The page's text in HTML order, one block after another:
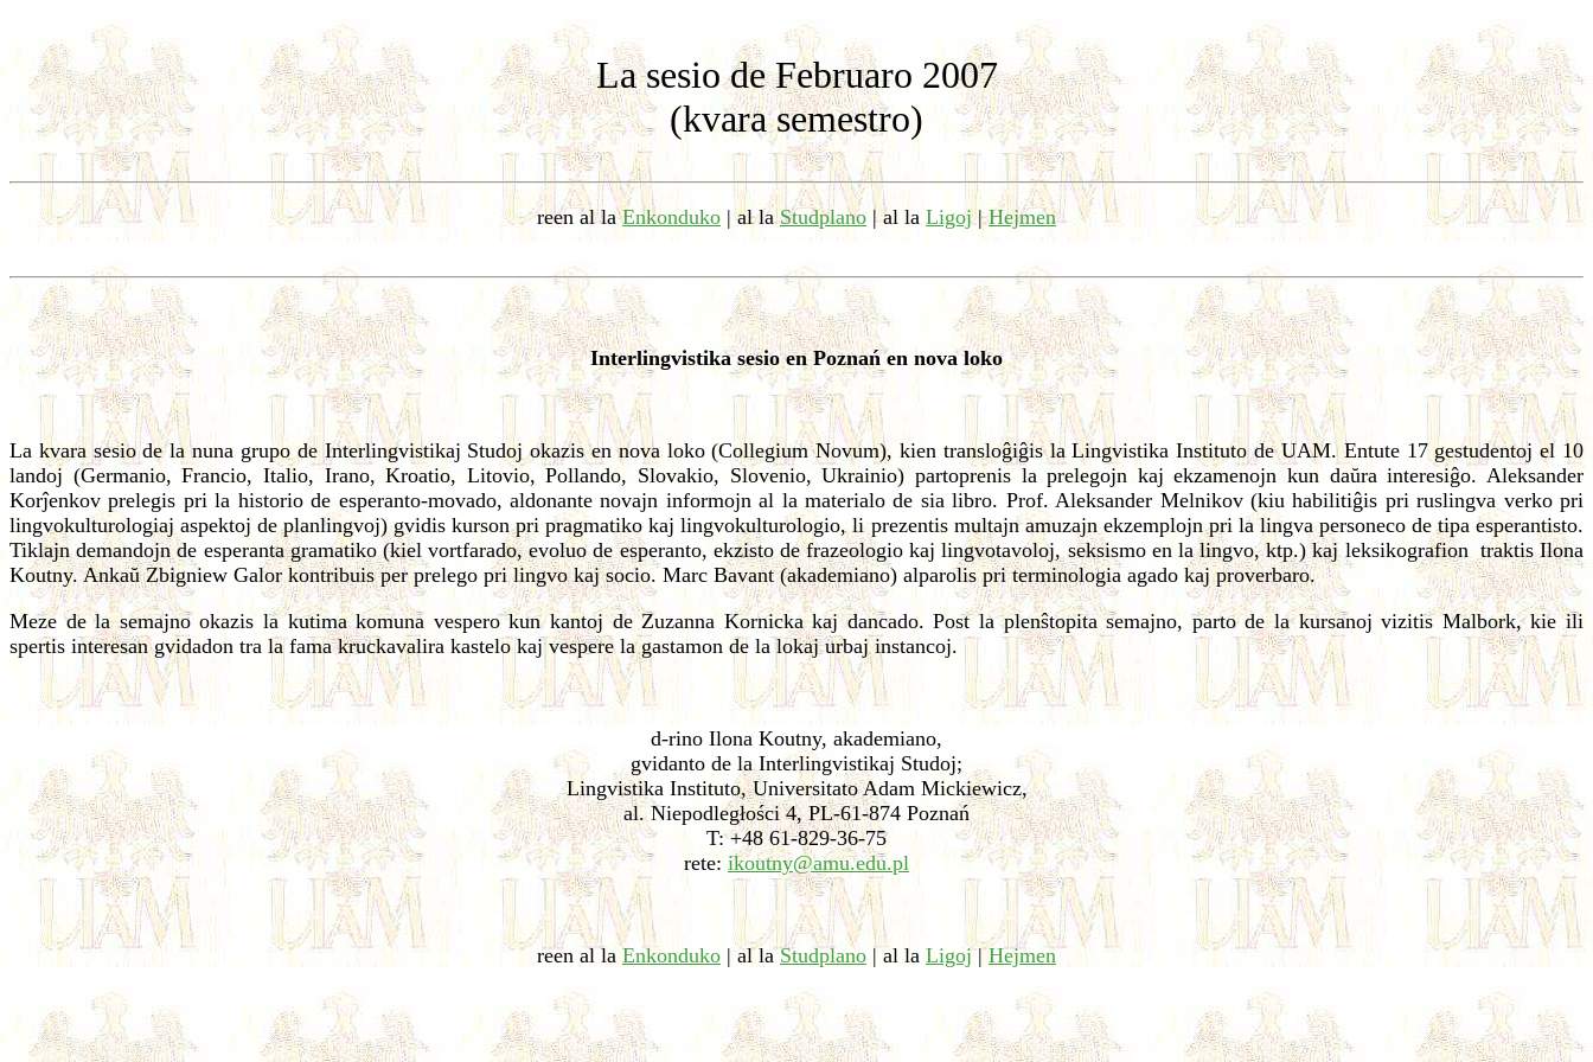
La sesio de Februaro 2007
(kvara semestro)
reen al laEnkonduko | al laStudplano | al la Ligoj|Hejmen
Interlingvistika sesio en Poznań en nova loko
La kvara sesio de la nuna grupo de Interlingvistikaj Studoj okazis en nova loko (Collegium Novum), kien transloĝiĝis la Lingvistika Instituto de UAM. Entute 17 gestudentoj el 10
landoj (Germanio, Francio, Italio, Irano, Kroatio, Litovio, Pollando, Slovakio, Slovenio, Ukrainio) partoprenis la prelegojn kaj ekzamenojn kun daŭra interesiĝo. Aleksander
Korĵenkov prelegis pri la historio de esperanto-movado, aldonante novajn informojn al la materialo de sia libro. Prof. Aleksander Melnikov (kiu habilitiĝis pri ruslingva verko pri
lingvokulturologiaj aspektoj de planlingvoj) gvidis kurson pri pragmatiko kaj lingvokulturologio, li prezentis multajn amuzajn ekzemplojn pri la lingva personeco de tipa esperantisto.
Tiklajn demandojn de esperanta gramatiko (kiel vortfarado, evoluo de esperanto, ekzisto de frazeologio kaj lingvotavoloj, seksismo en la lingvo, ktp.) kaj leksikografion traktis Ilona
Koutny. Ankaŭ Zbigniew Galor kontribuis per prelego pri lingvo kaj socio. Marc Bavant (akademiano) alparolis pri terminologia agado kaj proverbaro.
Meze de la semajno okazis la kutima komuna vespero kun kantoj de Zuzanna Kornicka kaj dancado. Post la plenŝtopita semajno, parto de la kursanoj vizitis Malbork, kie ili
spertis interesan gvidadon tra la fama kruckavalira kastelo kaj vespere la gastamon de la lokaj urbaj instancoj.
d-rino Ilona Koutny, akademiano,
gvidanto de la Interlingvistikaj Studoj;
Lingvistika Instituto, Universitato Adam Mickiewicz,
al. Niepodległości 4, PL-61-874 Poznań
T: +48 61-829-36-75
rete: ikoutny@amu.edu.pl
reen al la Enkonduko | al laStudplano | al la Ligoj|Hejmen